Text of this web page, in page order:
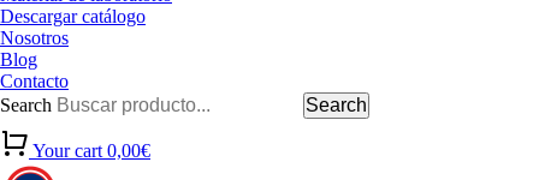
Descargar catálogo
Nosotros
Blog
Contacto
Search
Search
Your cart 0,00€